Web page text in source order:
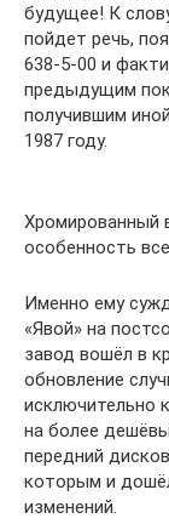
будущее! К
пойдет речь,
638-5-00 и
предыдущим
получившим
1987 году.
Хромированный
особенность
Именно ему
«Явой» на
завод вошёл в
обновление
исключительно
на более
передний
которым и
изменений.